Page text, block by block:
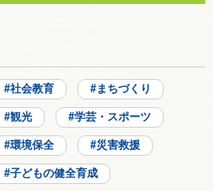
社会教育 まちづくり
観光 学芸・スポーツ
環境保全 災害救援
子どもの健全育成